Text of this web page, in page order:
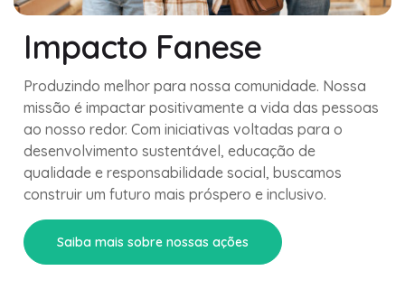
Impacto Fanese
Produzindo melhor para nossa comunidade. Nossa
missão é impactar positivamente a vida das pessoas
ao nosso redor. Com iniciativas voltadas para o
desenvolvimento sustentável, educação de
qualidade e responsabilidade social, buscamos
construir um futuro mais próspero e inclusivo.
Saiba mais sobre nossas ações